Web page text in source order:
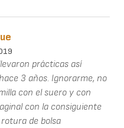
prácticas así
3 años. Ignorarme, no
con el suero y con
con la consiguiente
de bolsa